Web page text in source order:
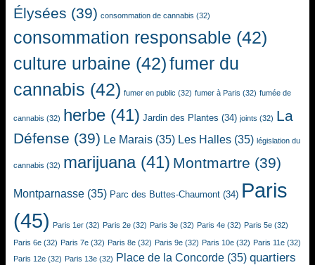
Élysées (39) consommation de cannabis (32)
consommation responsable (42)
culture urbaine (42)fumer du
cannabis (42) fumer en public (32) fumer à Paris (32) fumée de
cannabis (32) herbe (41) Jardin des Plantes (34) joints (32) La
Défense (39) Le Marais (35) Les Halles (35) législation du
cannabis (32) marijuana(41) Montmartre (39)
Montparnasse (35) Parc des Buttes-Chaumont (34) Paris
(45) Paris 1er (32) Paris 2e (32) Paris 3e (32) Paris 4e (32) Paris 5e (32)
Paris 6e (32) Paris 7e (32) Paris 8e (32) Paris 9e (32) Paris 10e (32) Paris 11e (32)
Paris 12e (32) Paris 13e (32) Place de la Concorde (35) quartiers